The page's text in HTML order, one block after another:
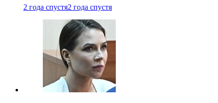
2 года спустя2 года спустя